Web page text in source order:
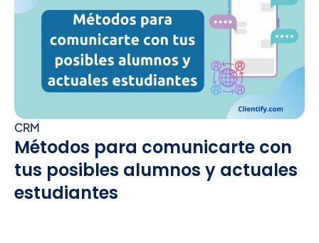
CRM
Métodos para comunicarte con
tus posibles alumnos y actuales
estudiantes